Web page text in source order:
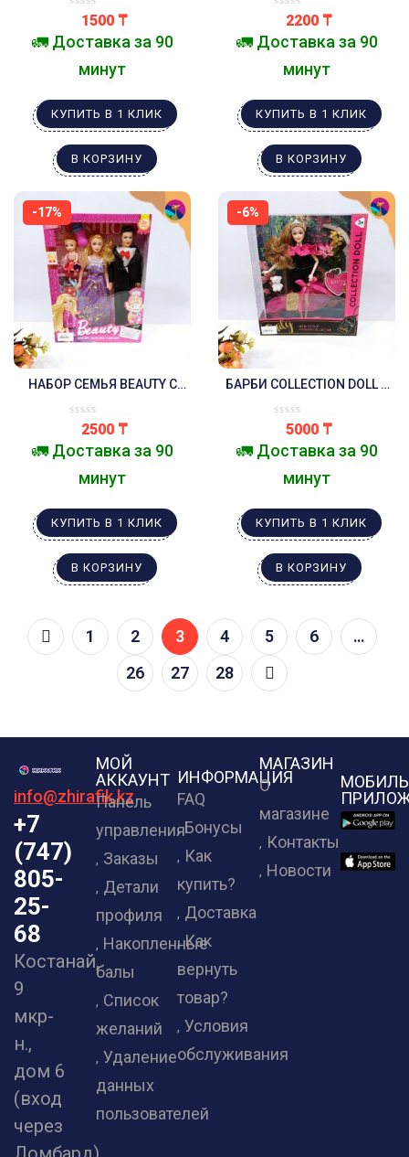
НОГТЕЙ ,ПИЛОЧКА ДЛЯ
НОГТЕЙ
1500 ₸
🚛 Доставка за 90
минут
КУПИТЬ В 1 КЛИК
В КОРЗИНУ
2200 ₸
🚛 Доставка за 90
минут
КУПИТЬ В 1 КЛИК
В КОРЗИНУ
-17%
НАБОР СЕМЬЯ BEAUTY С
БАРБИ,КЕН,ПУПС
2500 ₸
🚛 Доставка за 90
минут
КУПИТЬ В 1 КЛИК
В КОРЗИНУ
-6%
БАРБИ COLLECTION DOLL В
МИШКОЙ
5000 ₸
🚛 Доставка за 90
минут
КУПИТЬ В 1 КЛИК
В КОРЗИНУ
1 2 3 4 5 6
…
26
27 28
info@zhirafik.kz
+7
(747)
805-
25-
68
Костанай,
9
мкр-
н.,
дом 6
(вход
через
МОЙ
АККАУНТ
Панель
управления
Заказы
Детали
профиля
Накопленные
балы
Список
желаний
Удаление
данных
пользователей
ИНФОРМАЦИЯ
FAQ
Бонусы
Как
купить?
Доставка
Как
вернуть
товар?
Условия
обслуживания
МАГАЗИН
О
магазине
Контакты
Новости